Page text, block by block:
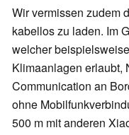
Wir vermissen zudem
kabellos zu laden. Im
welcher
Klimaanlagen erlaubt,
Communication an
ohne
500 m mit anderen